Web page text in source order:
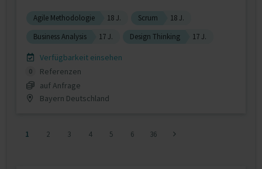
Agile Methodologie 18 J. Scrum
18 J.
Business Analysis
17 J. Design Thinking 17 J.
Verfügbarkeit einsehen
0
Referenzen
auf Anfrage
Bayern Deutschland
1 2 3 4 5 6 36